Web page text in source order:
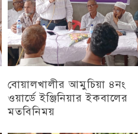
বোয়ালখালীর আমুচিয়া ৪নং
ওয়ার্ডে ইঞ্জিনিয়ার ইকবালের
মতবিনিময়